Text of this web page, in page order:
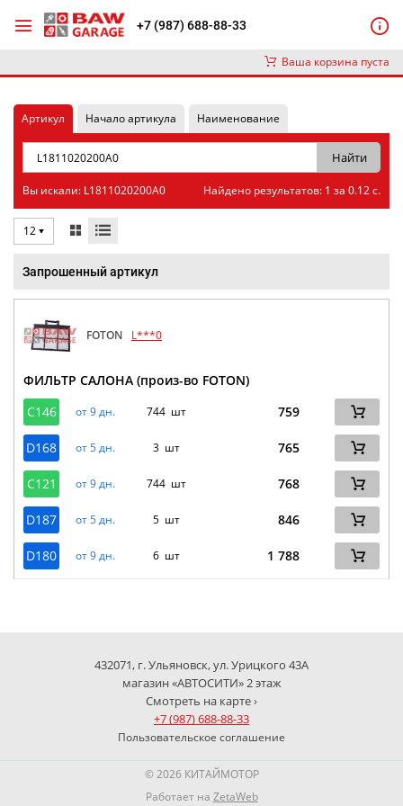
+7 (987) 688-88-33
Ваша корзина пуста
Артикул Начало артикула Наименование
Вы искали: L1811020200A0 Найдено результатов: 1 за 0.12 с.
12
Запрошенный артикул
FOTON L***0
ФИЛЬТР САЛОНА (произ-во FOTON)
C146
от 9 дн. 744 шт 759
D168 от 5 дн. 3 шт 765
C121 от 9 дн. 744 шт 768
D187 от 5 дн. 5 шт 846
D180 от 9 дн. 6 шт 1 788
432071, г. Ульяновск, ул. Урицкого 43А
магазин «АВТОСИТИ» 2 этаж
Смотреть на карте ›
+7 (987) 688-88-33
Пользовательское соглашение
© 2026 КИТАЙМОТОР
Работает на ZetaWeb